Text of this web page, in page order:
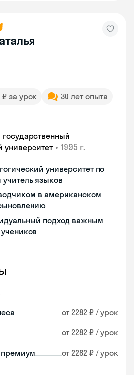
₽ за урок
30 лет опыта
университет • 1995 г.
университет по
учитель языков
в американском
подход важным
от 2282 ₽ / урок
от 2282 ₽ / урок
от 2282 ₽ / урок